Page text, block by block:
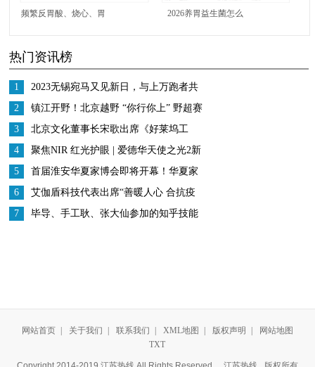
频繁反胃酸、烧心、胃
别再陷入边坏边修的误
2026养胃益生菌怎么
热门资讯榜
1
2023无锡宛马又见新日，与上万跑者共
赴42.195公里的热爱
2
镇江开野！北京越野 “你行你上” 野超赛
燃爆江苏
3
北京文化董事长宋歌出席《好莱坞工
匠》中美影视分享会， 助力中国电影发
展
4
聚焦NIR 红光护眼 | 爱德华天使之光2新
品上市发布会圆满结束
5
首届淮安华夏家博会即将开幕！华夏家
博会百城计划进度过半！
6
艾伽盾科技代表出席“善暖人心 合抗疫
情”捐赠仪式
7
毕导、手工耿、张大仙参加的知乎技能
网站首页 | 关于我们 | 联系我们 | XML地图 | 版权声明 |
网站地图
TXT